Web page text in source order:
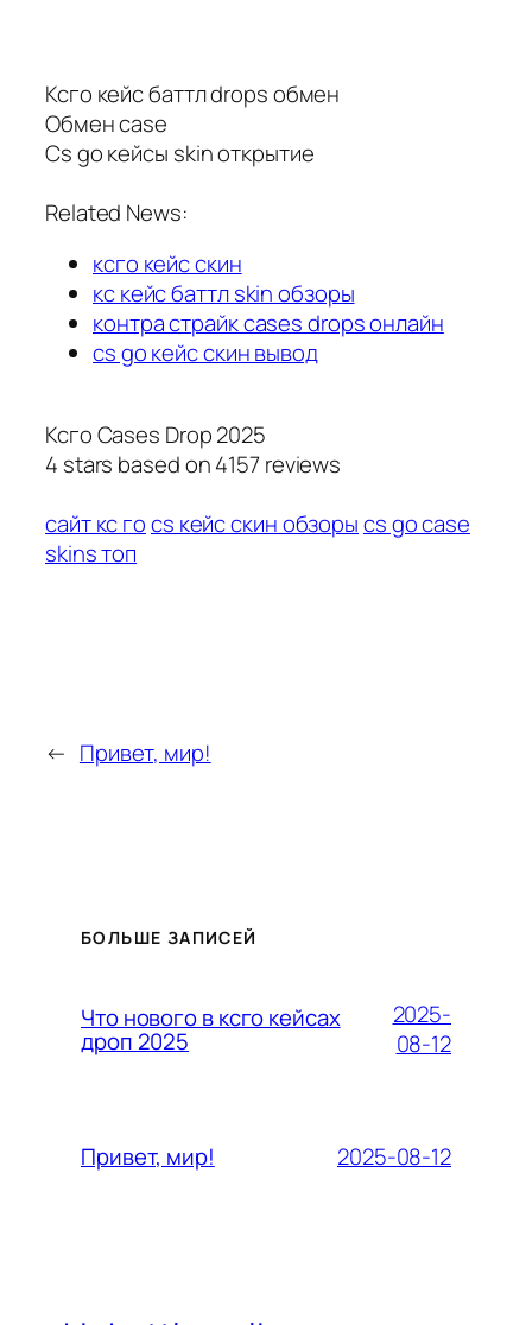
Ксго кейс баттл drops обмен
Обмен case
Cs go кейсы skin открытие
Related News:
ксго кейс скин
кс кейс баттл skin обзоры
контра страйк cases drops онлайн
cs go кейс скин вывод
Ксго Cases Drop 2025
4 stars based on4157reviews
сайт кс гоcs кейс скин обзорыcs go case
skins топ
← Привет, мир!
БОЛЬШЕ ЗАПИСЕЙ
Что нового в ксго кейсах
дроп 2025
2025-
08-12
Привет, мир! 2025-08-12